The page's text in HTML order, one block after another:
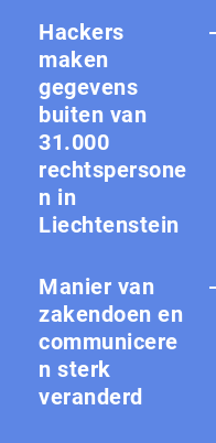
Hackers
maken
gegevens
buiten van
31.000
rechtspersone
n in
Liechtenstein
Manier van
zakendoen en
communicere
n sterk
veranderd